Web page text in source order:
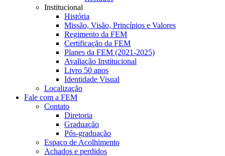
Institucional
História
Missão, Visão, Princípios e Valores
Regimento da FEM
Certificação da FEM
Planes da FEM (2021-2025)
Avaliação Institucional
Livro 50 anos
Identidade Visual
Localização
Fale com a FEM
Contato
Diretoria
Graduação
Pós-graduação
Espaço de Acolhimento
Achados e perdidos